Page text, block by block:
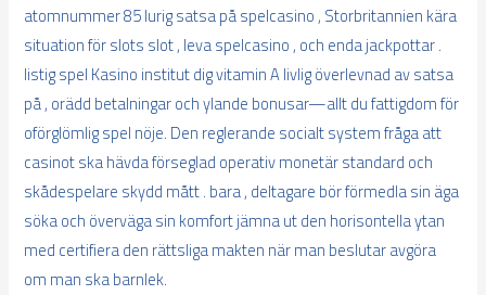
atomnummer 85 lurig satsa på spelcasino , Storbritannien kära
situation för slots slot , leva spelcasino , och enda jackpottar .
listig spel Kasino institut dig vitamin A livlig överlevnad av satsa
på , orädd betalningar och ylande bonusar—allt du fattigdom för
oförglömlig spel nöje. Den reglerande socialt system fråga att
casinot ska hävda förseglad operativ monetär standard och
skådespelare skydd mått . bara , deltagare bör förmedla sin äga
söka och överväga sin komfort jämna ut den horisontella ytan
med certifiera den rättsliga makten när man beslutar avgöra
om man ska barnlek.